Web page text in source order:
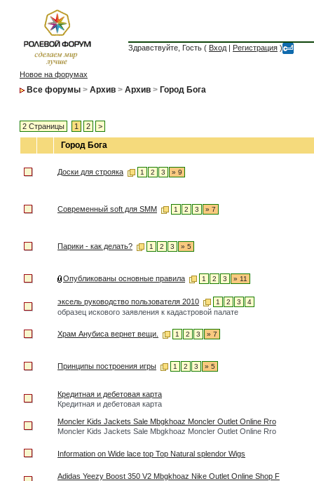
Здравствуйте, Гость ( Вход | Регистрация )
Новое на форумах
Все форумы > Архив > Архив > Город Бога
2 Страницы 1 2 >
Город Бога
Доски для строяка 1 2 3 » 9
Современный soft для SMM 1 2 3 » 7
Парики - как делать? 1 2 3 » 5
Опубликованы основные правила 1 2 3 » 11
эксель руководство пользователя 2010 1 2 3 4
образец искового заявления к кадастровой палате
Храм Анубиса вернет вещи. 1 2 3 » 7
Принципы построения игры 1 2 3 » 5
Кредитная и дебетовая карта
Кредитная и дебетовая карта
Moncler Kids Jackets Sale Mbgkhoaz Moncler Outlet Online Rro
Moncler Kids Jackets Sale Mbgkhoaz Moncler Outlet Online Rro
Information on Wide lace top Top Natural splendor Wigs
Adidas Yeezy Boost 350 V2 Mbgkhoaz Nike Outlet Online Shop F